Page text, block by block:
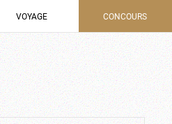
VOYAGE CONCOURS